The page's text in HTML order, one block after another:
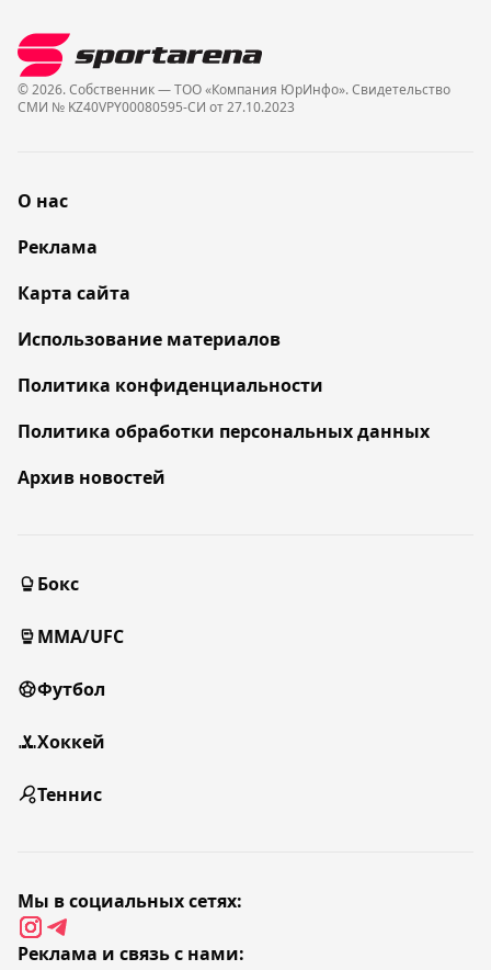
© 2026. Собственник — ТОО «Компания ЮрИнфо». Cвидетельство
СМИ № KZ40VPY00080595-СИ от 27.10.2023
О нас
Реклама
Карта сайта
Использование материалов
Политика конфиденциальности
Политика обработки персональных данных
Архив новостей
Бокс
MMA/UFC
Футбол
Хоккей
Теннис
Мы в социальных сетях:
Реклама и связь с нами: